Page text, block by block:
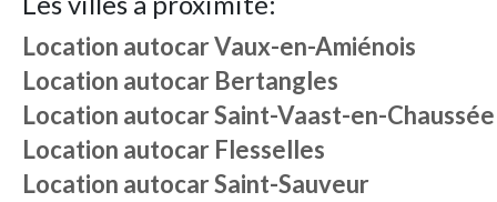
Location autocarVaux-en-Amiénois
Location autocar Bertangles
Location autocarSaint-Vaast-en-Chaussée
Location autocar Flesselles
Location autocarSaint-Sauveur